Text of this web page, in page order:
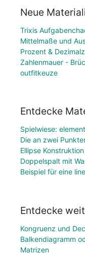
Neue
Trixis
Mittelmaße und
Prozent &
Zahlenmauer -
outfitkeuze
Entdecke
Spielwiese:
Die an zwei
Ellipse
Doppelspalt mit
Beispiel für eine
Entdecke
Kongruenz und
Balkendiagramm
Matrizen